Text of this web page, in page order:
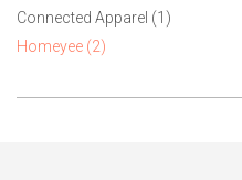
5500 ₽
Connected Apparel (1)
Homeyee (2)